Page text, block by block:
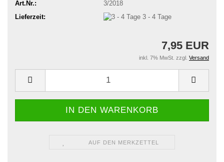
Art.Nr.:
3/2018
Lieferzeit:
3 - 4 Tage
7,95 EUR
inkl. 7% MwSt. zzgl. Versand
AUF DEN MERKZETTEL